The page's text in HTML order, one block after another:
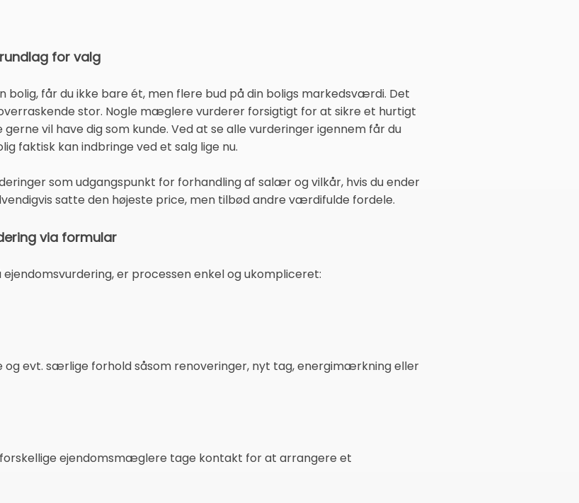
for valg
får du ikke bare ét, men flere bud på din boligs markedsværdi. Det
stor. Nogle mæglere vurderer forsigtigt for at sikre et hurtigt
vil have dig som kunde. Ved at se alle vurderinger igennem får du
faktisk kan indbringe ved et salg lige nu.
som udgangspunkt for forhandling af salær og vilkår, hvis du ender
satte den højeste price, men tilbød andre værdifulde fordele.
via formular
er processen enkel og ukompliceret:
og evt. særlige forhold såsom renoveringer, nyt tag, energimærkning eller
ejendomsmæglere tage kontakt for at arrangere et